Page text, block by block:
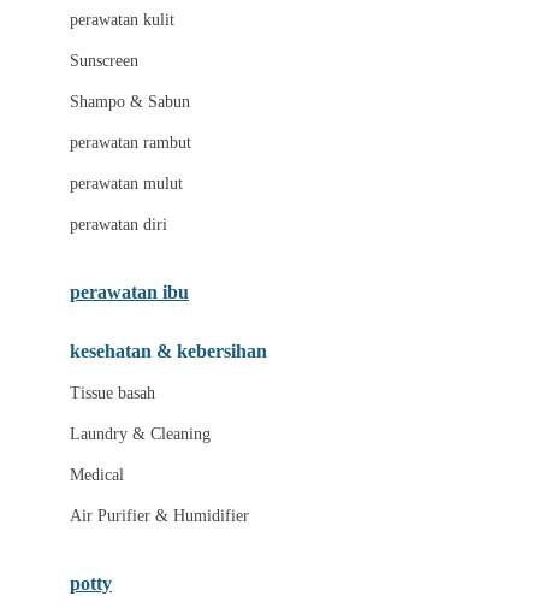
Little Bird Told Me
Little Miss Janis
London Taxi
Love To Dream
M
Magformers
Mamaway
Maxi Cosi
Megabloks
Micro
MiDeer
perawatan kulit
Sunscreen
Shampo & Sabun
perawatan rambut
perawatan mulut
perawatan diri
perawatan ibu
kesehatan & kebersihan
Tissue basah
Laundry & Cleaning
Medical
Air Purifier & Humidifier
potty